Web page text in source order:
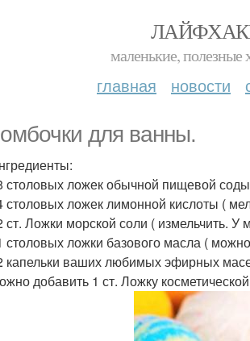
маленькие, полезные
главная новости
для ванны.
столовых ложек обычной пищевой
столовых ложек лимонной кислоты (
ст. Ложки морской соли ( измельчить.
столовых ложки базового масла (
капельки ваших любимых эфирных
добавить 1 ст. Ложку